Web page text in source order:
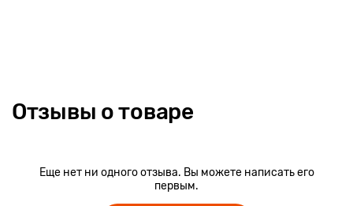
нужно лишь повернуть переключатель. Нажмите на кнопку в
Отзывы о товаре
Еще нет ни одного отзыва. Вы можете написать его
первым.